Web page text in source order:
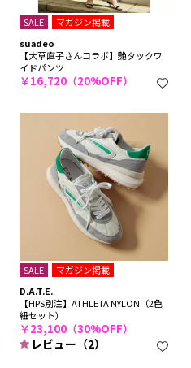
SALE
マガジン掲載
suadeo
【大草直子さんコラボ】艶タックワ
イドパンツ
￥16,720（20%OFF）
SALE
マガジン掲載
D.A.T.E.
【HPS別注】ATHLETA NYLON（2色
紐セット）
￥23,100（30%OFF）
レビュー（2）